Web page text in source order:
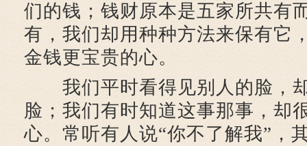
们的钱；钱财原本是五家所共有
有，我们却用种种方法来保有它
金钱更宝贵的心。
我们平时看得见别人的脸，
脸；我们有时知道这事那事，却
心。常听有人说“你不了解我”，